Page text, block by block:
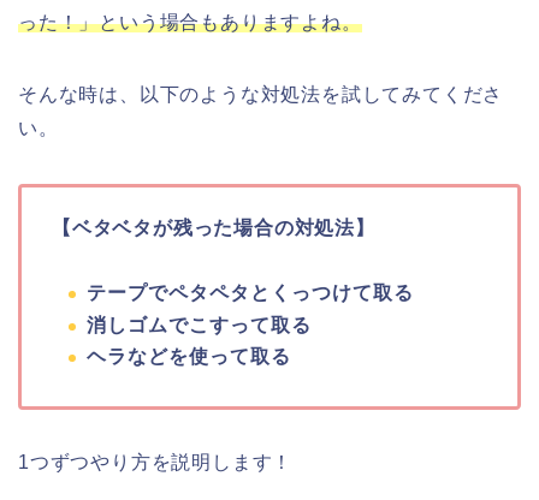
った！」という場合もありますよね。
そんな時は、以下のような対処法を試してみてくださ
い。
【ベタベタが残った場合の対処法】
テープでペタペタとくっつけて取る
消しゴムでこすって取る
ヘラなどを使って取る
1つずつやり方を説明します！